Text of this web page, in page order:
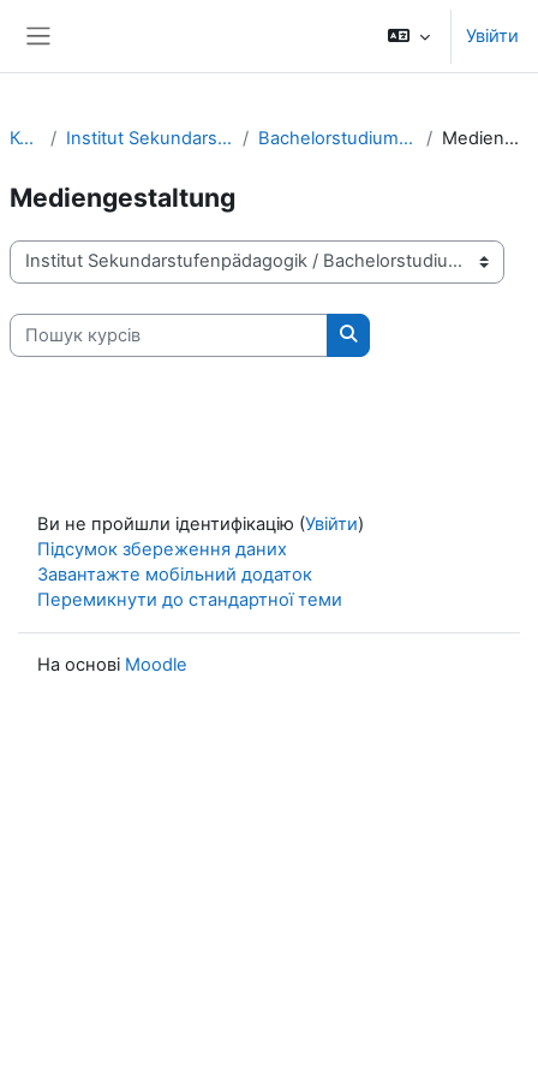
Увійти
Курси Institut Sekundarstufenpädagogik Bachelorstudium Sekundarstufe Mediengestaltung
Mediengestaltung
Категорії курсів
Пошук курсів
Пошук курсів
Ви не пройшли ідентифікацію (Увійти)
Підсумок збереження даних
Завантажте мобільний додаток
Перемикнути до стандартної теми
На основі Moodle